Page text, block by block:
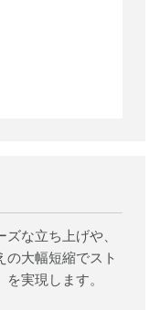
な立ち上げや、
の大幅短縮でスト
実現します。